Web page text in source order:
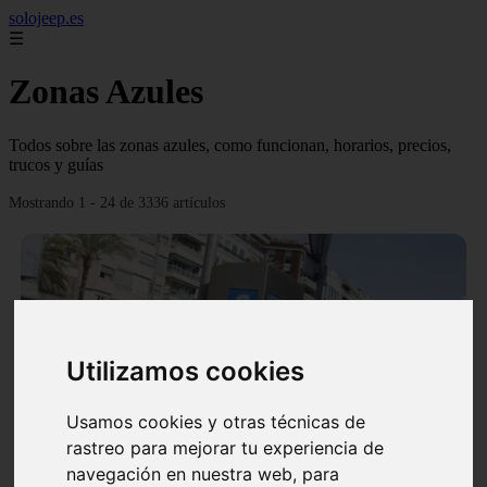
Utilizamos cookies
Usamos cookies y otras técnicas de
rastreo para mejorar tu experiencia de
navegación en nuestra web, para
solojeep.es
☰
Zonas Azules
Todos sobre las zonas azules, como funcionan, horarios, precios,
trucos y guías
Mostrando 1 - 24 de 3336 artículos
▷ Zona Azul Córdoba 《 Horarios y Tarifas 2024 》